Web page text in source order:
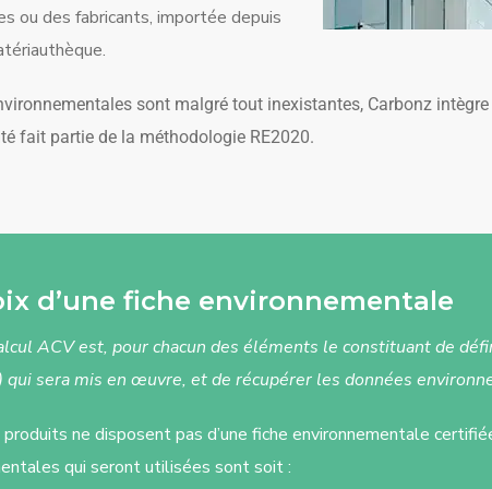
ou des fabricants, importée depuis
sont malgré tout inexistantes, Carbonz
fait partie de la méthodologie RE2020.
d’une fiche environnementale
ACV est, pour chacun des éléments le constituant de
sera mis en œuvre, et de récupérer les données
ne disposent pas d’une fiche environnementale
qui seront utilisées sont soit :